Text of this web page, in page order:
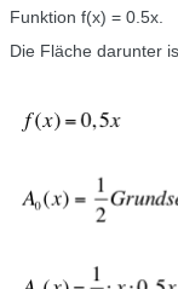
Funktion f(x) = 0.5x.
Die Fläche darunter